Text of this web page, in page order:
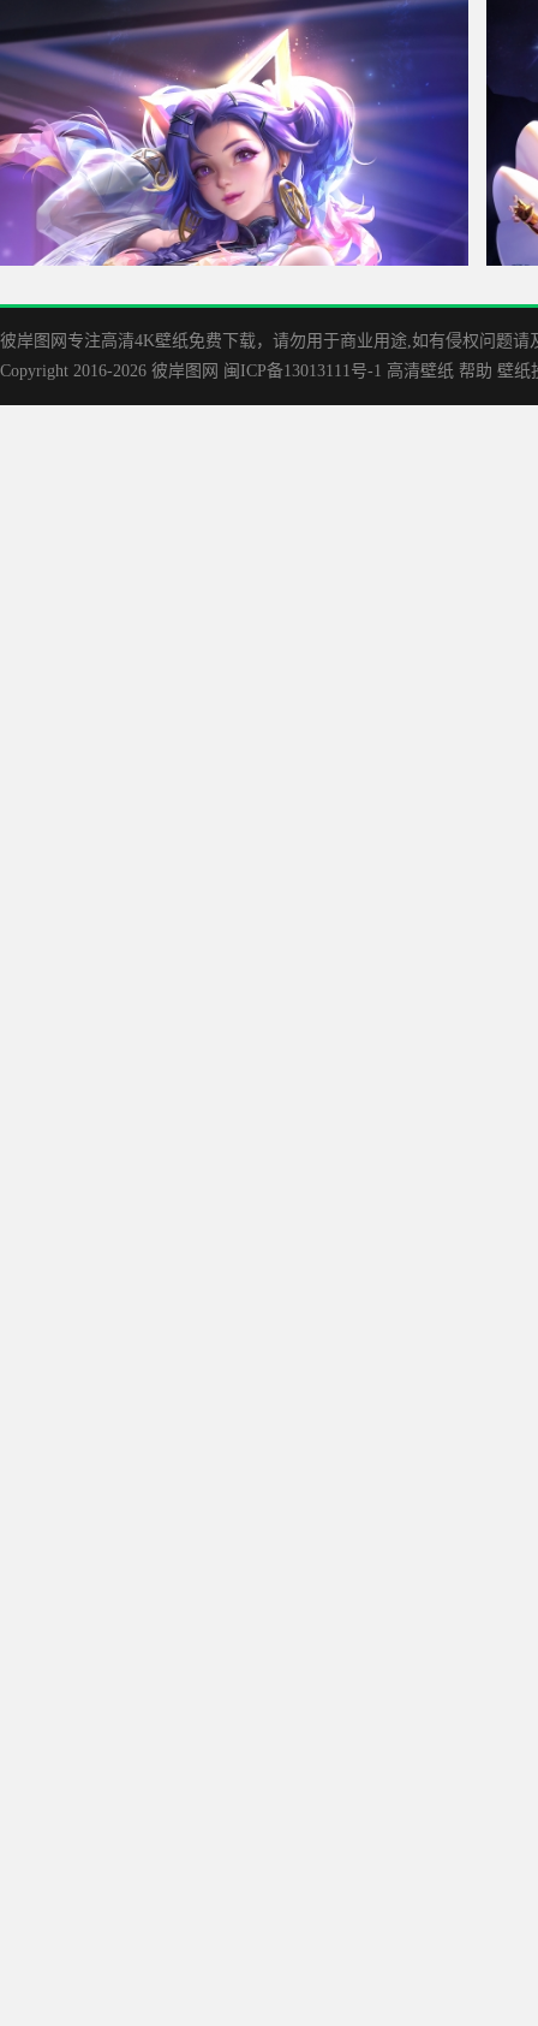
彼岸图网专注高清4K壁纸免费下载，请勿用于商业用途,如有侵权问题
Copyright 2016-2026 彼岸图网 闽ICP备13013111号-1 高清壁纸 帮助 壁纸